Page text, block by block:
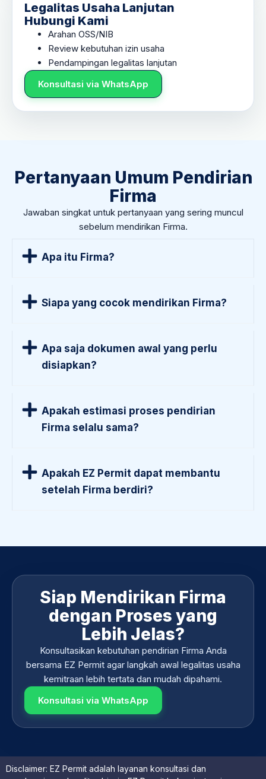
Legalitas Usaha Lanjutan
Hubungi Kami
Arahan OSS/NIB
Review kebutuhan izin usaha
Pendampingan legalitas lanjutan
Konsultasi via WhatsApp
Pertanyaan Umum Pendirian
Firma
Jawaban singkat untuk pertanyaan yang sering muncul
sebelum mendirikan Firma.
Apa itu Firma?
Siapa yang cocok mendirikan Firma?
Apa saja dokumen awal yang perlu
disiapkan?
Apakah estimasi proses pendirian
Firma selalu sama?
Apakah EZ Permit dapat membantu
setelah Firma berdiri?
Siap Mendirikan Firma
dengan Proses yang
Lebih Jelas?
Konsultasikan kebutuhan pendirian Firma Anda
bersama EZ Permit agar langkah awal legalitas usaha
kemitraan lebih tertata dan mudah dipahami.
Konsultasi via WhatsApp
Disclaimer: EZ Permit adalah layanan konsultasi dan